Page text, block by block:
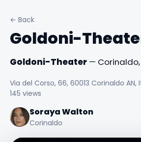
← Back
Goldoni-
Goldoni-Theater —
Via del Corso, 66, 60013 Corinaldo AN,
145 views
Soraya Walton
Corinaldo